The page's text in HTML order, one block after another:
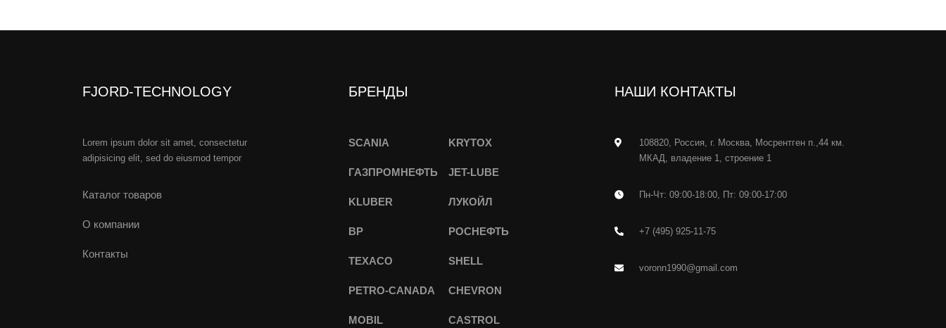
FJORD-TECHNOLOGY
Lorem ipsum dolor sit amet, consectetur
adipisicing elit, sed do eiusmod tempor
Каталог товаров
О компании
Контакты
БРЕНДЫ
SCANIA KRYTOX
ГАЗПРОМНЕФТЬ JET-LUBE
KLUBER ЛУКОЙЛ
BP РОСНЕФТЬ
TEXACO SHELL
PETRO-CANADA CHEVRON
MOBIL CASTROL
НАШИ КОНТАКТЫ
108820, Россия, г. Москва, Мосрентген п.,44 км.
МКАД, владение 1, строение 1
Пн-Чт: 09:00-18:00, Пт: 09:00-17:00
+7 (495) 925-11-75
voronn1990@gmail.com